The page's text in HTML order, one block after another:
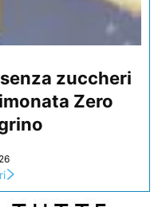
zuccheri
Zero